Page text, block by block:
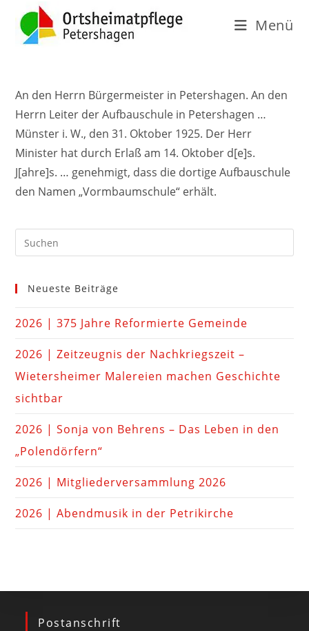
Menü
An den Herrn Bürgermeister in Petershagen. An den
Herrn Leiter der Aufbauschule in Petershagen …
Münster i. W., den 31. Oktober 1925. Der Herr
Minister hat durch Erlaß am 14. Oktober d[e]s.
J[ahre]s. … genehmigt, dass die dortige Aufbauschule
den Namen „Vormbaumschule“ erhält.
Neueste Beiträge
2026 | 375 Jahre Reformierte Gemeinde
2026 | Zeitzeugnis der Nachkriegszeit –
Wietersheimer Malereien machen Geschichte
sichtbar
2026 | Sonja von Behrens – Das Leben in den
„Polendörfern“
2026 | Mitgliederversammlung 2026
2026 | Abendmusik in der Petrikirche
Postanschrift